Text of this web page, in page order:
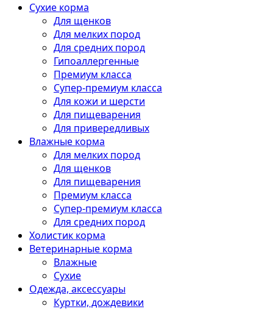
Сухие корма
Для щенков
Для мелких пород
Для средних пород
Гипоаллергенные
Премиум класса
Супер-премиум класса
Для кожи и шерсти
Для пищеварения
Для привередливых
Влажные корма
Для мелких пород
Для щенков
Для пищеварения
Премиум класса
Супер-премиум класса
Для средних пород
Холистик корма
Ветеринарные корма
Влажные
Сухие
Одежда, аксессуары
Куртки, дождевики